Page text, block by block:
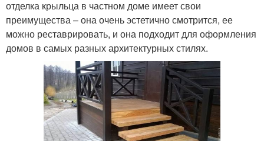
отделка крыльца в частном доме имеет свои
преимущества – она очень эстетично смотрится, ее
можно реставрировать, и она подходит для оформления
домов в самых разных архитектурных стилях.